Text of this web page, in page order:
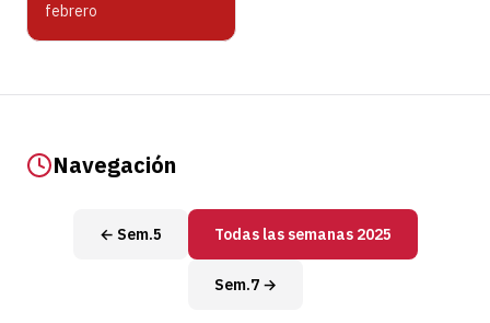
febrero
Navegación
← Sem.5 Todas las semanas 2025
Sem.7 →